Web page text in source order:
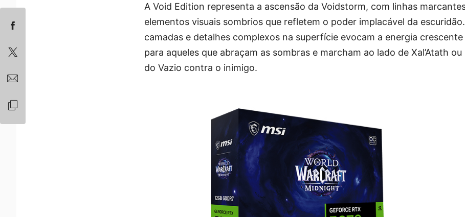
A Void Edition representa a ascensão da Voidstorm, com linhas
elementos visuais sombrios que refletem o poder implacável da
camadas e detalhes complexos na superfície evocam a energia
para aqueles que abraçam as sombras e marcham ao lado de Xal’Atath
do Vazio contra o inimigo.